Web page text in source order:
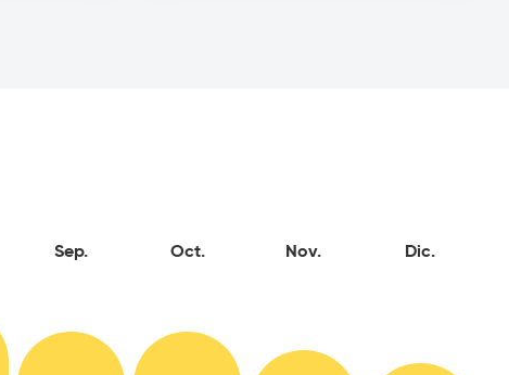
Sep. Oct. Nov. Dic.